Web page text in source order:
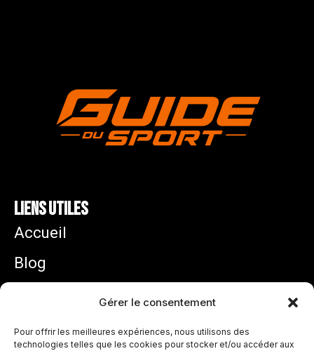
Gérer le consentement
Pour offrir les meilleures expériences, nous utilisons des
technologies telles que les cookies pour stocker et/ou accéder aux
Liens utiles
Accueil
Blog